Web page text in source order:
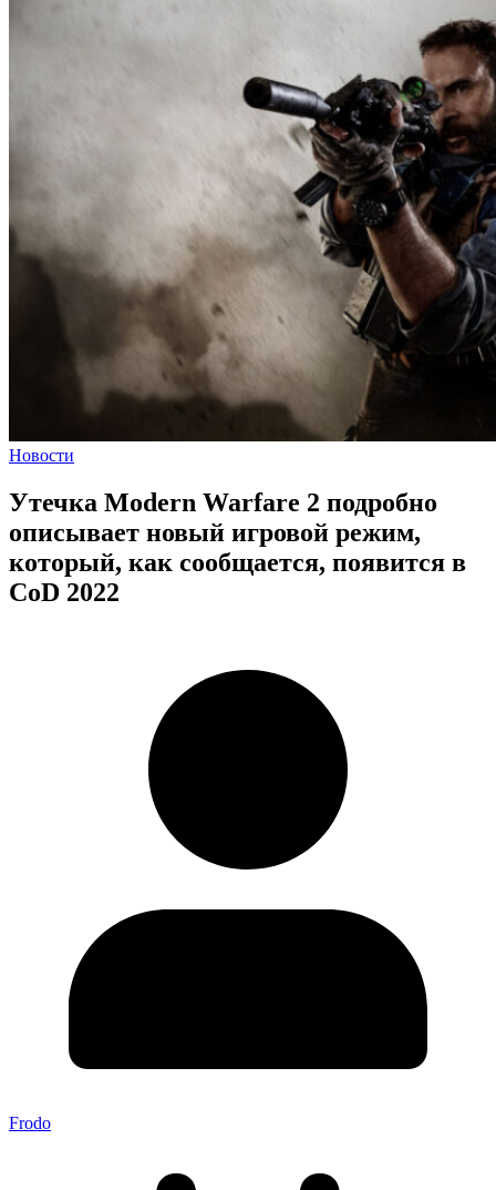
Новости
Утечка Modern Warfare 2 подробно
описывает новый игровой режим,
который, как сообщается, появится в
CoD 2022
Frodo